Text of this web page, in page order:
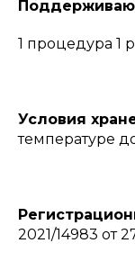
1 процедура 1
Условия
температуре
2021/14983 от